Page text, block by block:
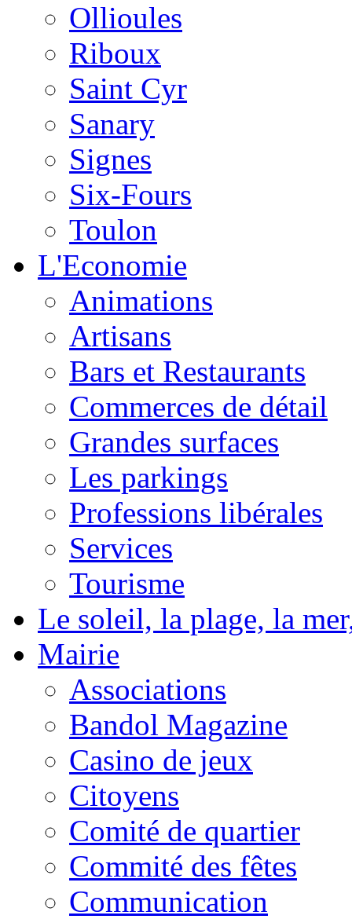
Ollioules
Riboux
Saint Cyr
Sanary
Signes
Six-Fours
Toulon
L'Economie
Animations
Artisans
Bars et Restaurants
Commerces de détail
Grandes surfaces
Les parkings
Professions libérales
Services
Tourisme
Le soleil, la plage, la
Mairie
Associations
Bandol Magazine
Casino de jeux
Citoyens
Comité de quartier
Commité des fêtes
Communication